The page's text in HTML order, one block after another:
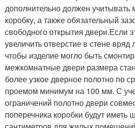
дополнительно должен учитывать
коробку, а также обязательный
свободного открытия двери.Если
увеличить отверстие в стене
чтобы изделие могло быть
межкомнатные двери размера
более узкое дверное полотно по
проемом минимум на 100 мм. С
ограничений полотно двери
поперечника коробки будут иметь